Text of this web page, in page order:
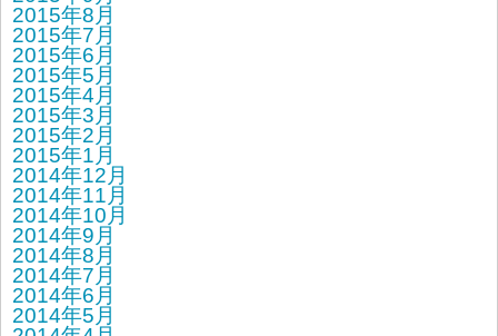
2015年8月
2015年7月
2015年6月
2015年5月
2015年4月
2015年3月
2015年2月
2015年1月
2014年12月
2014年11月
2014年10月
2014年9月
2014年8月
2014年7月
2014年6月
2014年5月